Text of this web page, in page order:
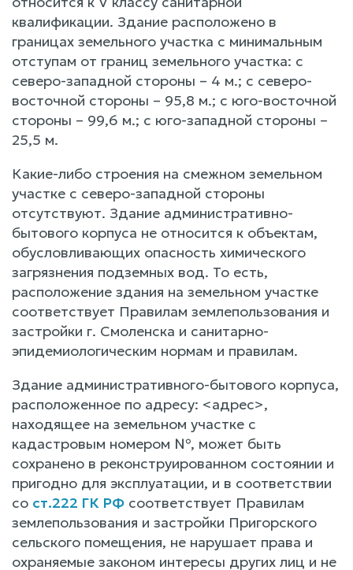
квалификации. Здание расположено в
границах земельного участка с минимальным
отступам от границ земельного участка: с
северо-западной стороны – 4 м.; с северо-
восточной стороны – 95,8 м.; с юго-восточной
стороны – 99,6 м.; с юго-западной стороны –
25,5 м.
Какие-либо строения на смежном земельном
участке с северо-западной стороны
отсутствуют. Здание административно-
бытового корпуса не относится к объектам,
обусловливающих опасность химического
загрязнения подземных вод. То есть,
расположение здания на земельном участке
соответствует Правилам землепользования и
застройки г. Смоленска и санитарно-
эпидемиологическим нормам и правилам.
Здание административного-бытового корпуса,
расположенное по адресу: <адрес>,
находящее на земельном участке с
кадастровым номером №, может быть
сохранено в реконструированном состоянии и
пригодно для эксплуатации, и в соответствии
со ст.222 ГК РФ соответствует Правилам
землепользования и застройки Пригорского
сельского помещения, не нарушает права и
охраняемые законом интересы других лиц и не